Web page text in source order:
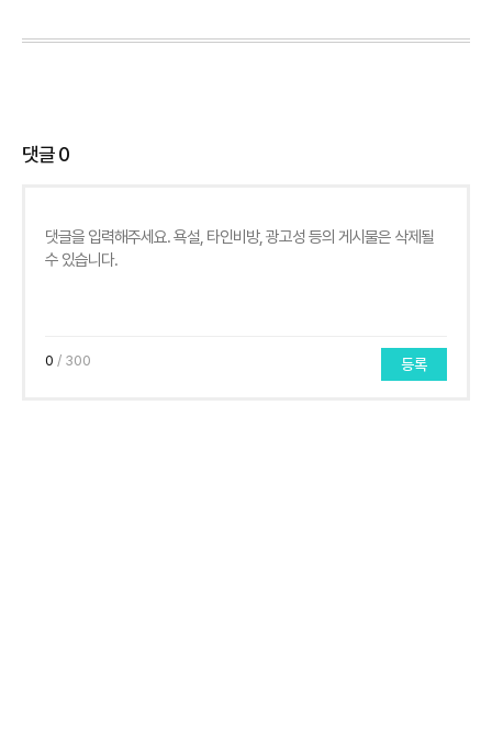
댓글0
0 / 300 등록